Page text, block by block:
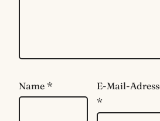
Name *
E-Mail-
*